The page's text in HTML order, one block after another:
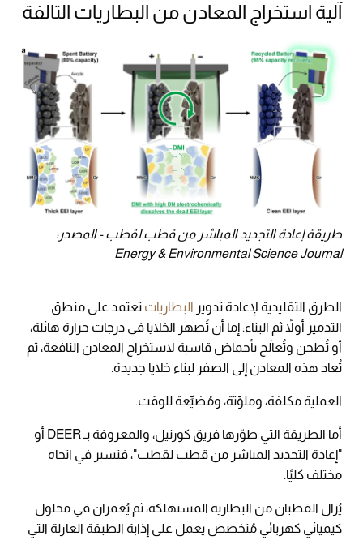
آلية استخراج المعادن من البطاريات التالفة
طريقة إعادة التجديد المباشر من قطب لقطب - المصدر:
Energy & Environmental Science Journal
الطرق التقليدية لإعادة تدوير البطاريات تعتمد على منطق
التدمير أولاً ثم البناء: إما أن تُصهر الخلايا في درجات حرارة هائلة،
أو تُطحن وتُعالَج بأحماض قاسية لاستخراج المعادن النافعة، ثم
تُعاد هذه المعادن إلى الصفر لبناء خلايا جديدة.
العملية مكلفة، وملوِّثة، ومُضيِّعة للوقت.
أما الطريقة التي طوّرها فريق كورنيل، والمعروفة بـ DEER أو
"إعادة التجديد المباشر من قطب لقطب"، فتسير في اتجاه
مختلف كليًا.
يُزال القطبان من البطارية المستهلكة، ثم يُغمران في محلول
كيميائي كهربائي مُتخصص يعمل على إذابة الطبقة العازلة التي